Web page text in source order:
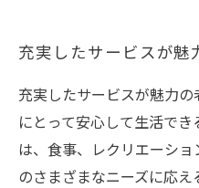
充実したサービスが魅
充実したサービスが魅力
にとって安心して生活で
は、食事、レクリエーシ
のさまざまなニーズに応